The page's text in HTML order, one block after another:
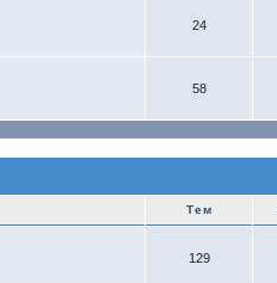
24
58
Тем
129